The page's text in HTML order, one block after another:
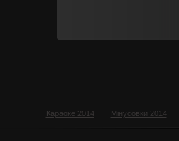
Караоке 2014 Мінусовки 2014